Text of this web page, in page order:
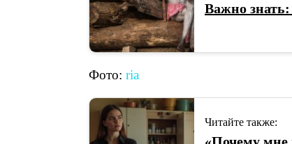
​Важно
Фото: ria
Читайте также: